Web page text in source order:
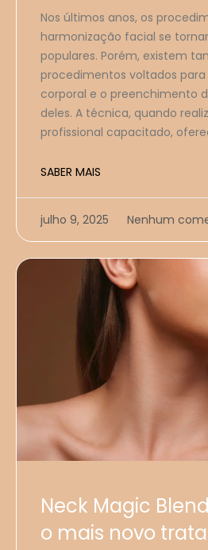
Nos últimos anos, os
harmonização facial se
populares. Porém, existem
procedimentos voltados
corporal e o preenchimento
deles. A técnica, quando
profissional capacitado,
SABER MAIS
julho 9, 2025 Nenhum
Neck Magic
o mais novo